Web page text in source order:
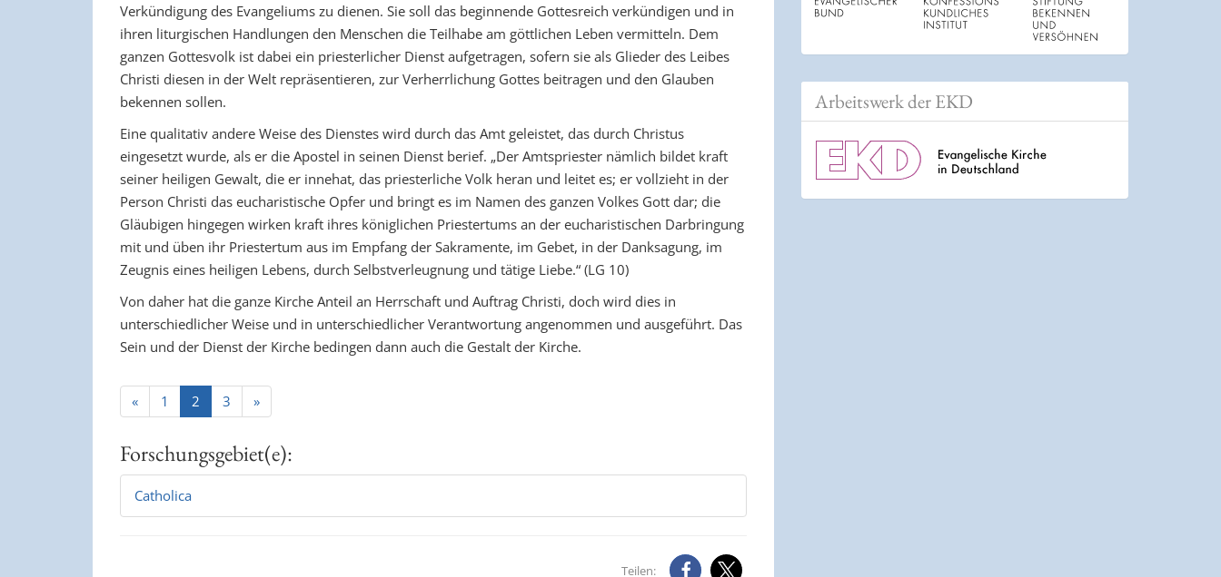
Verkündigung des Evangeliums zu dienen. Sie soll das beginnende Gottesreich verkündigen und in
ihren liturgischen Handlungen den Menschen die Teilhabe am göttlichen Leben vermitteln. Dem
ganzen Gottesvolk ist dabei ein priesterlicher Dienst aufgetragen, sofern sie als Glieder des Leibes
Christi diesen in der Welt repräsentieren, zur Verherrlichung Gottes beitragen und den Glauben
bekennen sollen.
Eine qualitativ andere Weise des Dienstes wird durch das Amt geleistet, das durch Christus
eingesetzt wurde, als er die Apostel in seinen Dienst berief. „Der Amtspriester nämlich bildet kraft
seiner heiligen Gewalt, die er innehat, das priesterliche Volk heran und leitet es; er vollzieht in der
Person Christi das eucharistische Opfer und bringt es im Namen des ganzen Volkes Gott dar; die
Gläubigen hingegen wirken kraft ihres königlichen Priestertums an der eucharistischen Darbringung
mit und üben ihr Priestertum aus im Empfang der Sakramente, im Gebet, in der Danksagung, im
Zeugnis eines heiligen Lebens, durch Selbstverleugnung und tätige Liebe.“ (LG 10)
Von daher hat die ganze Kirche Anteil an Herrschaft und Auftrag Christi, doch wird dies in
unterschiedlicher Weise und in unterschiedlicher Verantwortung angenommen und ausgeführt. Das
Sein und der Dienst der Kirche bedingen dann auch die Gestalt der Kirche.
« 1 2 3 »
Forschungsgebiet(e):
Catholica
Teilen:
Arbeitswerk der EKD